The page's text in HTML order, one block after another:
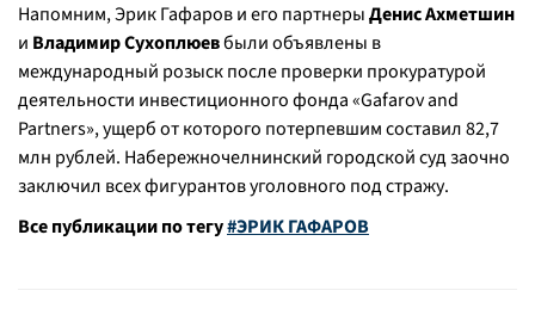
Напомним, Эрик Гафаров и его партнерыДенис Ахметшин
и Владимир Сухоплюевбыли объявлены в
международный розыск после проверки прокуратурой
деятельности инвестиционного фонда «Gafarov and
Partners», ущерб от которого потерпевшим составил 82,7
млн рублей. Набережночелнинский городской суд заочно
заключил всех фигурантов уголовного под стражу.
Все публикации по тегу#ЭРИК ГАФАРОВ